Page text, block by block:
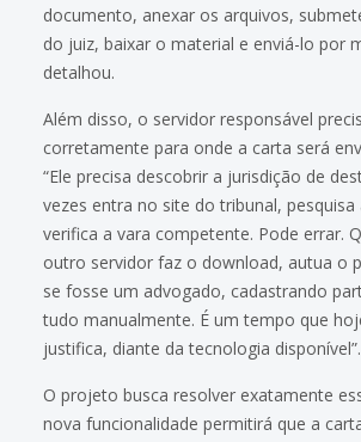
documento, anexar os arquivos,
do juiz, baixar o material e enviá-lo por
detalhou.
Além disso, o servidor responsável
corretamente para onde a carta será
“Ele precisa descobrir a jurisdição de
vezes entra no site do tribunal, pesquisa
verifica a vara competente. Pode errar.
outro servidor faz o download, autua o
se fosse um advogado, cadastrando
tudo manualmente. É um tempo que
justifica, diante da tecnologia disponível”.
O projeto busca resolver exatamente
nova funcionalidade permitirá que a